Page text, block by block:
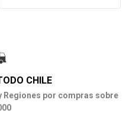
CHILE
Regiones por compras sobre